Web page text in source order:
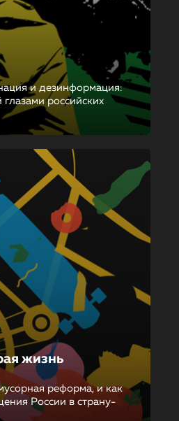
и дезинформация:
российских
жизнь
реформа, и как
России в страну-